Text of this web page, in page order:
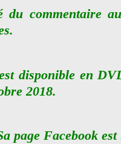
du commentaire
disponible en
2018.
page Facebook est